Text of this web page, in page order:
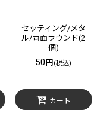
セッティング/メタ
ル/両面ラウンド(2
個)
50円 (税込)
カート